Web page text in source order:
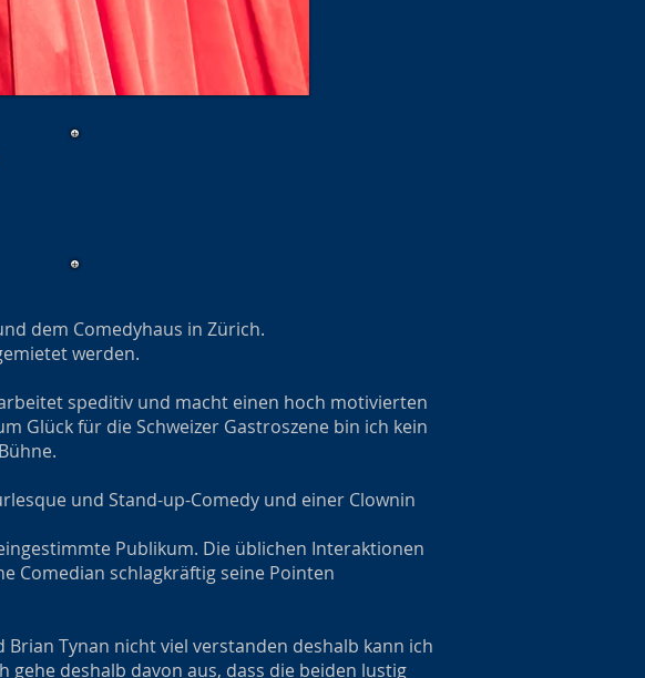
dem Comedyhaus in Zürich.
werden.
speditiv und macht einen hoch motivierten
Glück für die Schweizer Gastroszene bin ich kein
und Stand-up-Comedy und einer Clownin
Publikum. Die üblichen Interaktionen
Comedian schlagkräftig seine Pointen
Tynan nicht viel verstanden deshalb kann ich
deshalb davon aus, dass die beiden lustig